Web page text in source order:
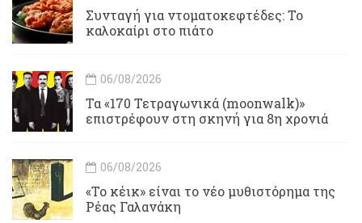
Συνταγή για ντοματοκεφτέδες: Το
καλοκαίρι στο πιάτο
06/08/2026
Τα «170 Τετραγωνικά (moonwalk)»
επιστρέφουν στη σκηνή για 8η χρονιά
06/08/2026
«Το κέικ» είναι το νέο μυθιστόρημα της
Ρέας Γαλανάκη